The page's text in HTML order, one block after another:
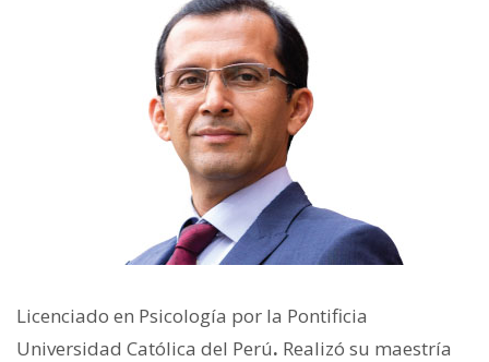
Licenciado en Psicología por la Pontificia
Universidad Católica del Perú. Realizó su maestría